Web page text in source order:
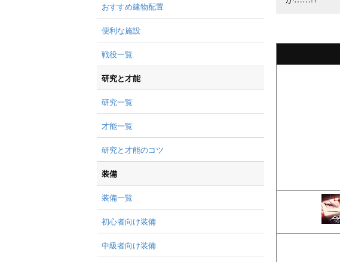
おすすめ建物配置
便利な施設
戦役一覧
研究と才能
研究一覧
才能一覧
研究と才能のコツ
装備
装備一覧
初心者向け装備
中級者向け装備